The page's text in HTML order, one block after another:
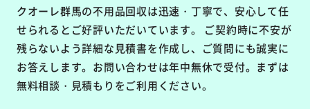
クオーレ群馬の不用品回収は迅速・丁寧で、安心して任
せられるとご好評いただいています。
ご契約時に不安が
残らないよう詳細な見積書を作成し、ご質問にも誠実に
お答えします。お問い合わせは年中無休で受付。まずは
無料相談・見積もりをご利用ください。